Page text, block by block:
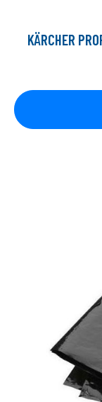
KÄRCHER